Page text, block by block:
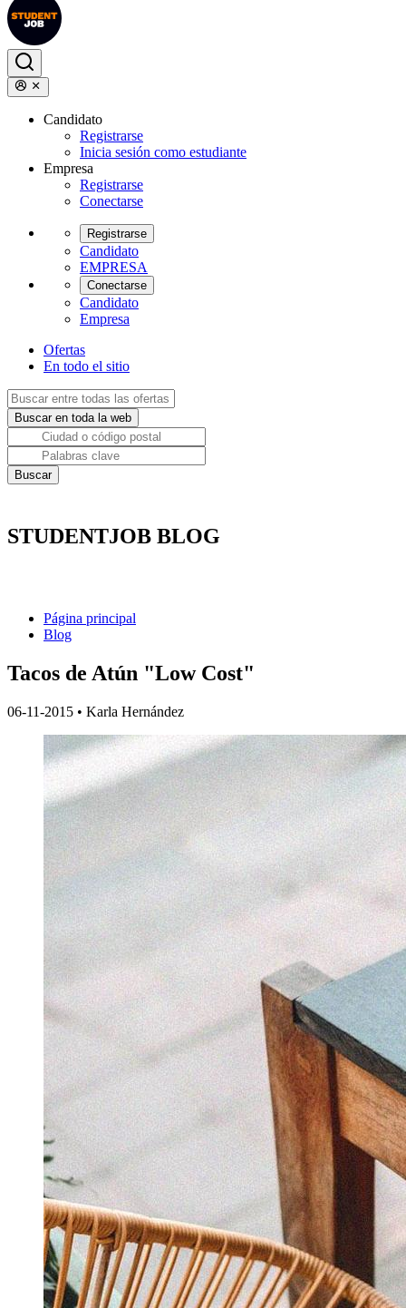
Candidato
Registrarse
Inicia sesión como estudiante
Empresa
Registrarse
Conectarse
Registrarse
Candidato
EMPRESA
Conectarse
Candidato
Empresa
Ofertas
En todo el sitio
STUDENTJOB BLOG
Página principal
Blog
Tacos de Atún "Low Cost"
06-11-2015 • Karla Hernández